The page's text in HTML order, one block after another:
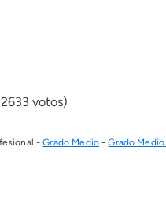
votos)
-Grado Medio-Grado